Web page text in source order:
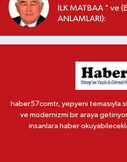
İLK MATBAA " ve
ANLAMLARI):
haber57comtr, yepyeni temasıyla
ve modernizmi bir araya
insanlara haber